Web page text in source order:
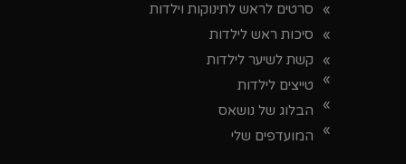
סרטים לראש לתינוקות וילדות
סיכות ראש לילדות
קשת לשיער לילדות
טייצים לילדות
הבלוג של נושאס
המועדפים שלי